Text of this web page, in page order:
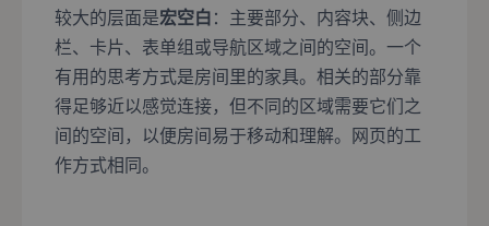
较大的层面是宏空白：主要部分、内容块、侧边
栏、卡片、表单组或导航区域之间的空间。一个
有用的思考方式是房间里的家具。相关的部分靠
得足够近以感觉连接，但不同的区域需要它们之
间的空间，以便房间易于移动和理解。网页的工
作方式相同。